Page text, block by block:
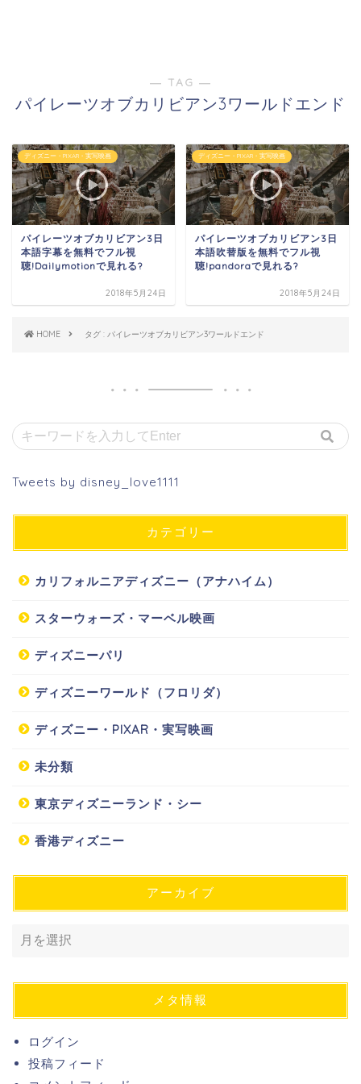
― TAG ―
パイレーツオブカリビアン3ワールドエンド
ディズニー・PIXAR・実写映画
パイレーツオブカリビアン3日
本語字幕を無料でフル視
聴!Dailymotionで見れる?
2018年5月24日
ディズニー・PIXAR・実写映画
パイレーツオブカリビアン3日
本語吹替版を無料でフル視
聴!pandoraで見れる?
2018年5月24日
HOME タグ : パイレーツオブカリビアン3ワールドエンド
Tweets by disney_love1111
カテゴリー
カリフォルニアディズニー（アナハイム）
スターウォーズ・マーベル映画
ディズニーパリ
ディズニーワールド（フロリダ）
ディズニー・PIXAR・実写映画
未分類
東京ディズニーランド・シー
香港ディズニー
アーカイブ
メタ情報
ログイン
投稿フィード